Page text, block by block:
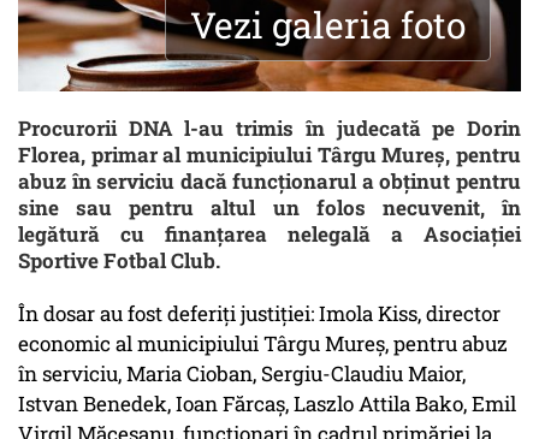
Vezi galeria foto
Procurorii DNA l-au trimis în judecată pe Dorin
Florea, primar al municipiului Târgu Mureş, pentru
abuz în serviciu dacă funcţionarul a obţinut pentru
sine sau pentru altul un folos necuvenit, în
legătură cu finanţarea nelegală a Asociaţiei
Sportive Fotbal Club.
În dosar au fost deferiţi justiţiei: Imola Kiss, director
economic al municipiului Târgu Mureş, pentru abuz
în serviciu, Maria Cioban, Sergiu-Claudiu Maior,
Istvan Benedek, Ioan Fărcaş, Laszlo Attila Bako, Emil